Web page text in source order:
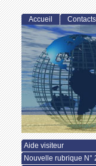
Accueil Contacts
Aide visiteur
Nouvelle rubrique N°